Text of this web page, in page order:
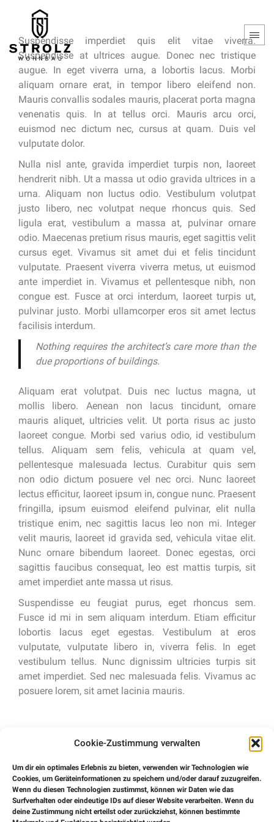
Cookie-Zustimmung verwalten
Um dir ein optimales Erlebnis zu bieten, verwenden wir Technologien wie
Cookies, um Geräteinformationen zu speichern und/oder darauf zuzugreifen.
Wenn du diesen Technologien zustimmst, können wir Daten wie das
Surfverhalten oder eindeutige IDs auf dieser Website verarbeiten. Wenn du
deine Zustimmung nicht erteilst oder zurückziehst, können bestimmte
Suspendisse imperdiet quis elit vitae viverra.
Suspendisse at ultrices augue. Donec nec tristique
augue. In eget viverra urna, a lobortis lacus. Morbi
aliquam ornare erat, in tempor libero eleifend non.
Mauris convallis sodales mauris, placerat porta magna
venenatis quis. In at tellus orci. Mauris arcu orci,
euismod nec dictum nec, cursus at quam. Duis vel
vulputate dolor.
Nulla nisl ante, gravida imperdiet turpis non, laoreet
hendrerit nibh. Ut a massa ut odio gravida ultrices in a
urna. Aliquam non luctus odio. Vestibulum volutpat
justo libero, nec volutpat neque rhoncus quis. Sed
ligula erat, vestibulum a massa at, pulvinar ornare
odio. Maecenas pretium risus mauris, eget sagittis velit
cursus eget. Vivamus sit amet dui et felis tincidunt
vulputate. Praesent viverra viverra metus, ut euismod
ante imperdiet in. Vivamus et pellentesque nibh, non
congue est. Fusce at orci interdum, laoreet turpis ut,
pulvinar justo. Morbi ullamcorper eros sit amet lectus
facilisis interdum.
Nothing requires the architect’s care more than the
due proportions of buildings.
Aliquam erat volutpat. Duis nec luctus magna, ut
mollis libero. Aenean non lacus tincidunt, ornare
mauris aliquet, ultricies velit. Ut porta risus ac justo
laoreet congue. Morbi sed varius odio, id vestibulum
tellus. Aliquam sem felis, vehicula at quam vel,
pellentesque malesuada lectus. Curabitur quis sem
non odio dictum posuere vel nec orci. Nunc laoreet
lectus efficitur, laoreet ipsum in, congue nunc. Praesent
fringilla, ipsum euismod eleifend pulvinar, elit nulla
tristique enim, nec sagittis lacus leo non mi. Integer
velit mauris, laoreet id gravida sed, vehicula vitae elit.
Nunc ornare bibendum laoreet. Donec egestas, orci
sagittis faucibus consequat, leo est mattis turpis, sit
amet imperdiet ante massa ut risus.
Suspendisse eu feugiat purus, eget rhoncus sem.
Fusce id mi in sem aliquam interdum. Etiam efficitur
lobortis lacus eget egestas. Vestibulum at eros
vulputate, vulputate libero in, viverra felis. In eget
vestibulum tellus. Nunc dignissim ultricies turpis sit
amet imperdiet. Sed nec malesuada felis. Vivamus ac
posuere lorem, sit amet lacinia mauris.